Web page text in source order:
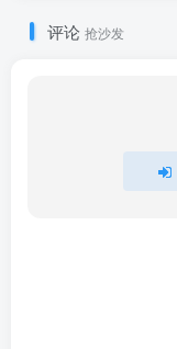
评论 抢沙发